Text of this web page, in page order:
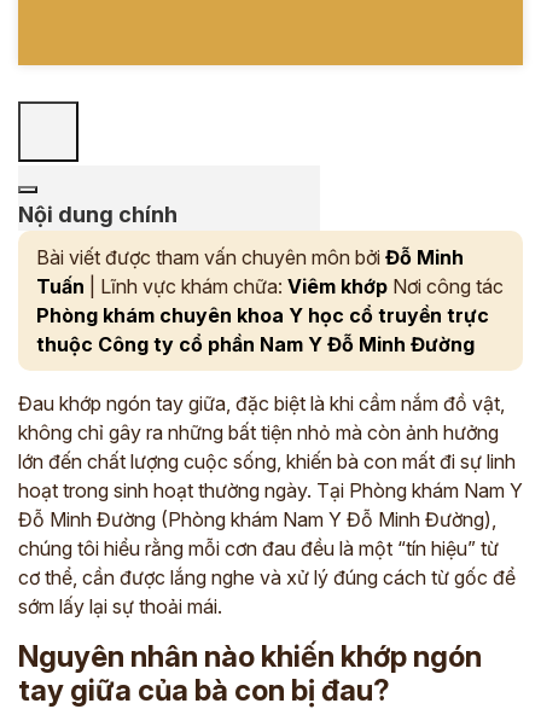
Nội dung chính
Bài viết được tham vấn chuyên môn bởi Đỗ Minh
Tuấn | Lĩnh vực khám chữa: Viêm khớp Nơi công tác
Phòng khám chuyên khoa Y học cổ truyền trực
thuộc Công ty cổ phần Nam Y Đỗ Minh Đường
Đau khớp ngón tay giữa, đặc biệt là khi cầm nắm đồ vật,
không chỉ gây ra những bất tiện nhỏ mà còn ảnh hưởng
lớn đến chất lượng cuộc sống, khiến bà con mất đi sự linh
hoạt trong sinh hoạt thường ngày. Tại Phòng khám Nam Y
Đỗ Minh Đường (Phòng khám Nam Y Đỗ Minh Đường),
chúng tôi hiểu rằng mỗi cơn đau đều là một “tín hiệu” từ
cơ thể, cần được lắng nghe và xử lý đúng cách từ gốc để
sớm lấy lại sự thoải mái.
Nguyên nhân nào khiến khớp ngón
tay giữa của bà con bị đau?